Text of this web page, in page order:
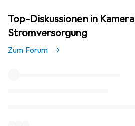
Top-Diskussionen in Kamera
Stromversorgung
Zum Forum